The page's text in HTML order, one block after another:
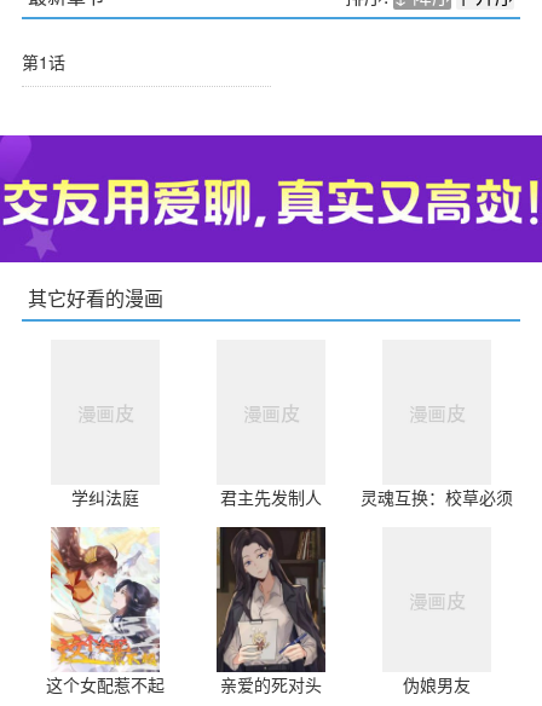
第1话
其它好看的漫画
学纠法庭 君主先发制人
灵魂互换：校草必须
这个女配惹不起 亲爱的死对头 伪娘男友